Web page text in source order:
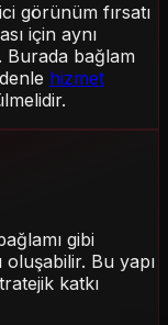
görünüm fırsatı
için aynı
Burada bağlam
hizmet
gibi
Bu yapı
katkı